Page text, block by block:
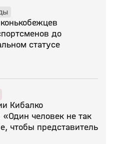
до
статусе
Кибалко
человек не так
чтобы представитель